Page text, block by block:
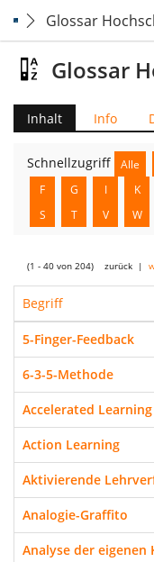
Glossar
Glossar
Inhalt Info
Schnellzugriff Alle
F
G I K
S
T V W
(1 - 40 von 204) zurück |
Begriff
5-Finger-Feedback
6-3-5-Methode
Accelerated Learning
Action Learning
Aktivierende
Analogie-Graffito
Analyse der eigenen